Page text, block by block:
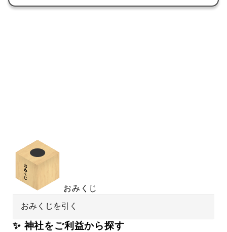
おみくじ
おみくじを引く
✨ 神社をご利益から探す